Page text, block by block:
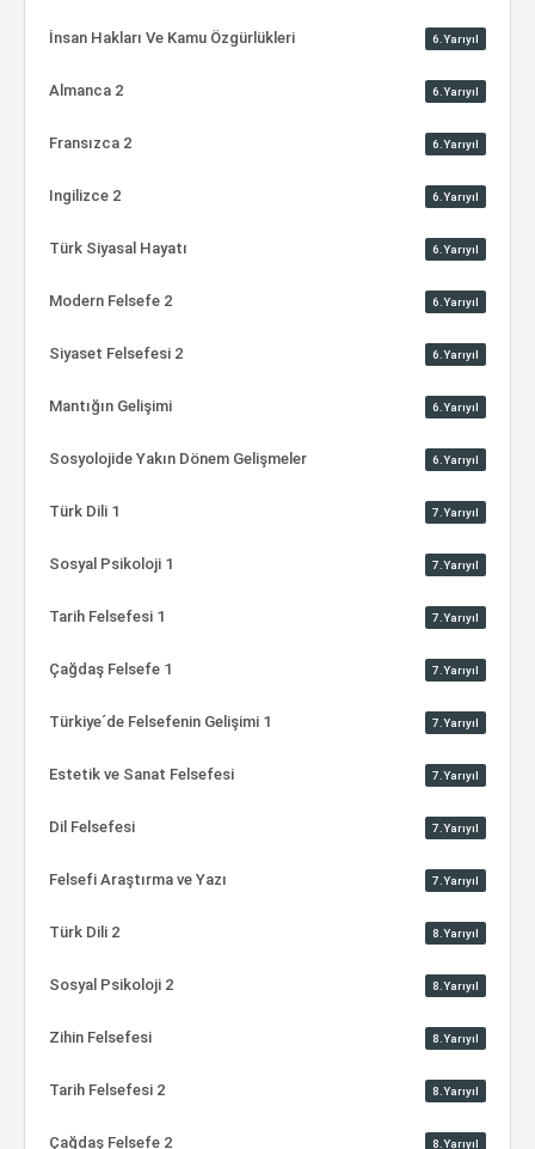
İnsan Hakları Ve Kamu Özgürlükleri 6.Yarıyıl
Almanca 2 6.Yarıyıl
Fransızca 2 6.Yarıyıl
Ingilizce 2 6.Yarıyıl
Türk Siyasal Hayatı 6.Yarıyıl
Modern Felsefe 2 6.Yarıyıl
Siyaset Felsefesi 2 6.Yarıyıl
Mantığın Gelişimi 6.Yarıyıl
Sosyolojide Yakın Dönem Gelişmeler 6.Yarıyıl
Türk Dili 1 7.Yarıyıl
Sosyal Psikoloji 1 7.Yarıyıl
Tarih Felsefesi 1 7.Yarıyıl
Çağdaş Felsefe 1 7.Yarıyıl
Türkiye´de Felsefenin Gelişimi 1 7.Yarıyıl
Estetik ve Sanat Felsefesi 7.Yarıyıl
Dil Felsefesi 7.Yarıyıl
Felsefi Araştırma ve Yazı 7.Yarıyıl
Türk Dili 2 8.Yarıyıl
Sosyal Psikoloji 2 8.Yarıyıl
Zihin Felsefesi 8.Yarıyıl
Tarih Felsefesi 2 8.Yarıyıl
Çağdaş Felsefe 2 8.Yarıyıl